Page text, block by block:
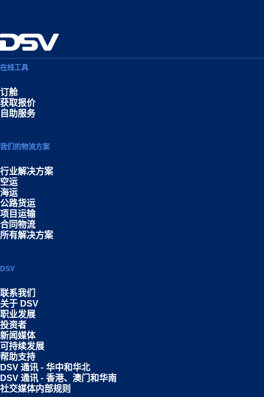
在线工具
订舱
获取报价
自助服务
我们的物流方案
行业解决方案
空运
海运
公路货运
项目运输
合同物流
所有解决方案
DSV
联系我们
关于 DSV
职业发展
投资者
新闻媒体
可持续发展
帮助支持
DSV 通讯 - 华中和华北
DSV 通讯 - 香港、澳门和华南
社交媒体内部规则